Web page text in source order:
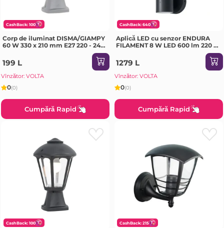
CashBack: 100
Corp de iluminat DISMA/GIAMPY
60 W 330 x 210 mm E27 220 - 240
199 L
Vînzător: VOLTA
0(0)
Cumpără Rapid
CashBack: 640
Aplică LED cu senzor ENDURA
FILAMENT 8 W LED 600 lm 220 -
1279 L
Vînzător: VOLTA
0(0)
Cumpără Rapid
CashBack: 100 CashBack: 215